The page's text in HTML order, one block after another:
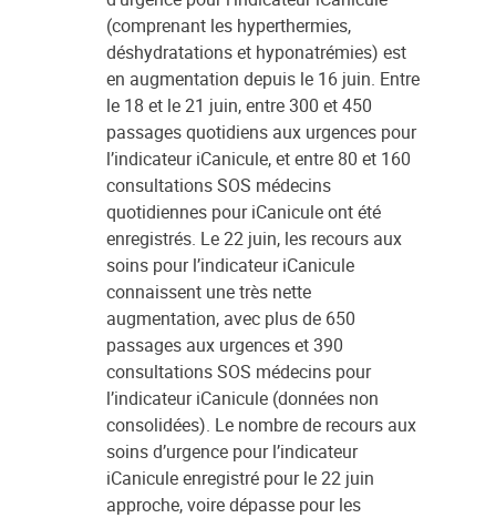
(comprenant les hyperthermies,
déshydratations et hyponatrémies) est
en augmentation depuis le 16 juin. Entre
le 18 et le 21 juin, entre 300 et 450
passages quotidiens aux urgences pour
l’indicateur iCanicule, et entre 80 et 160
consultations SOS médecins
quotidiennes pour iCanicule ont été
enregistrés. Le 22 juin, les recours aux
soins pour l’indicateur iCanicule
connaissent une très nette
augmentation, avec plus de 650
passages aux urgences et 390
consultations SOS médecins pour
l’indicateur iCanicule (données non
consolidées). Le nombre de recours aux
soins d’urgence pour l’indicateur
iCanicule enregistré pour le 22 juin
approche, voire dépasse pour les